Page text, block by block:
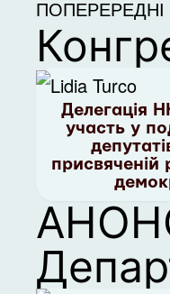
ПОПЕРЕРЕДНІ
Делегація
участь у
присвяченій